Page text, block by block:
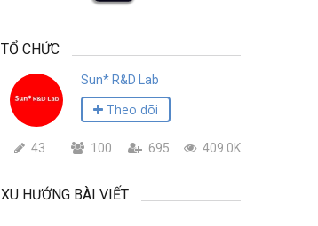
TỔ CHỨC
Sun* R&D Lab
Theo dõi
43 100 695 409.0K
XU HƯỚNG BÀI VIẾT